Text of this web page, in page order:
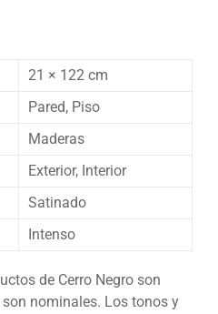
21 × 122 cm
Pared, Piso
Maderas
Exterior, Interior
Satinado
Intenso
de Cerro Negro son
nominales. Los tonos y